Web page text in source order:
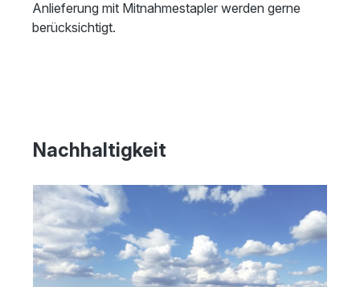
Anlieferung mit Mitnahmestapler werden gerne
berücksichtigt.
Nachhaltigkeit